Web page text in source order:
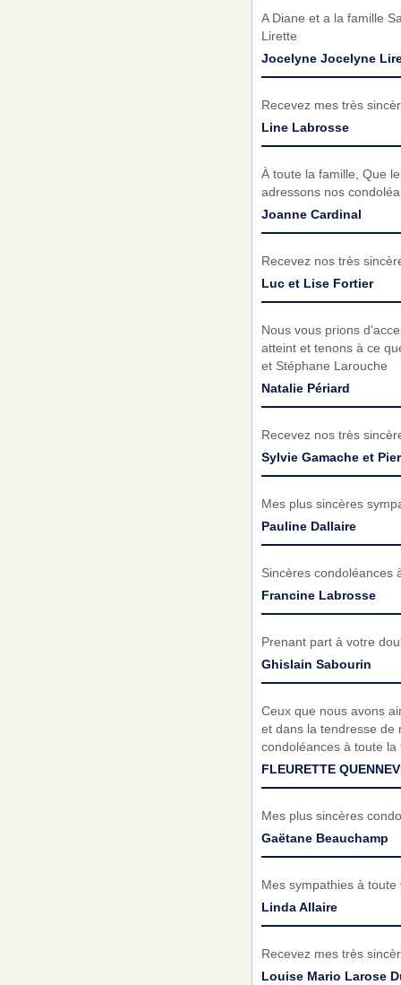
A Diane et a la famille
Lirette
Jocelyne Jocelyne
Recevez mes très
Line Labrosse
À toute la famille, Que
adressons nos
Joanne Cardinal
Recevez nos très
Luc et Lise Fortier
Nous vous prions
atteint et tenons à ce
et Stéphane Larouche
Natalie Périard
Recevez nos très
Sylvie Gamache et
Mes plus sincères
Pauline Dallaire
Sincères condoléances
Francine Labrosse
Prenant part à votre
Ghislain Sabourin
Ceux que nous avons
et dans la tendresse de
condoléances à toute la
FLEURETTE
Mes plus sincères
Gaëtane Beauchamp
Mes sympathies à
Linda Allaire
Recevez mes très
Louise Mario Larose